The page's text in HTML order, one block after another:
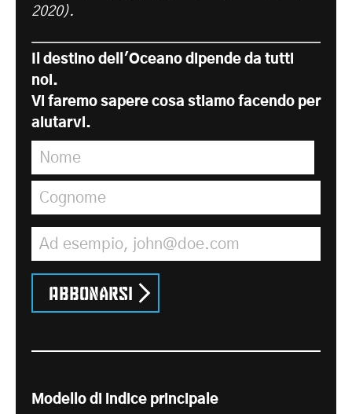
2020).
Il destino dell'Oceano dipende da tutti
noi.
Vi faremo sapere cosa stiamo facendo per
aiutarvi.
Nome
Cognome
Indirizzo e-mail *
Abbonarsi
Modello di indice principale